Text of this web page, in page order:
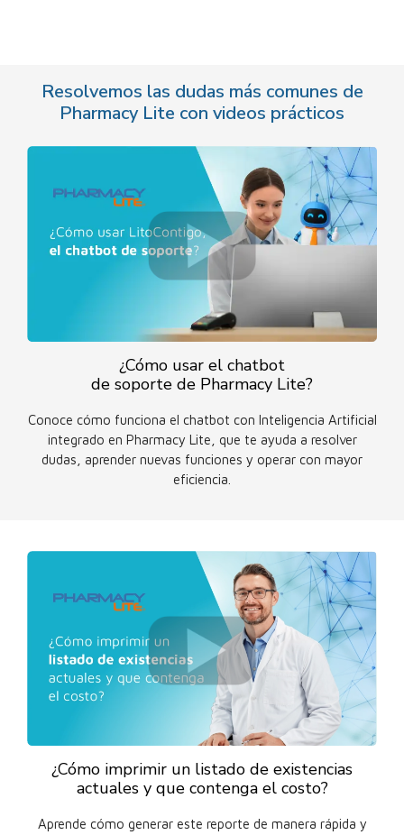
Resolvemos las dudas más comunes de
Pharmacy Lite con videos prácticos
¿Cómo usar el chatbot
de soporte de Pharmacy Lite?
Conoce cómo funciona el chatbot con Inteligencia Artificial
integrado en Pharmacy Lite, que te ayuda a resolver
dudas, aprender nuevas funciones y operar con mayor
eficiencia.
¿Cómo imprimir un listado de existencias
actuales y que contenga el costo?
Aprende cómo generar este reporte de manera rápida y